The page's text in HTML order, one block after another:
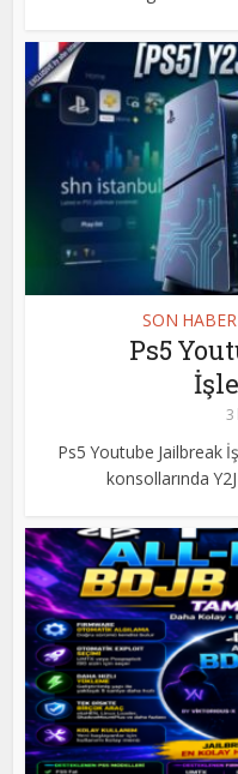
SON
Ps5
3
Ps5 Youtube Jailbreak
konsollarında